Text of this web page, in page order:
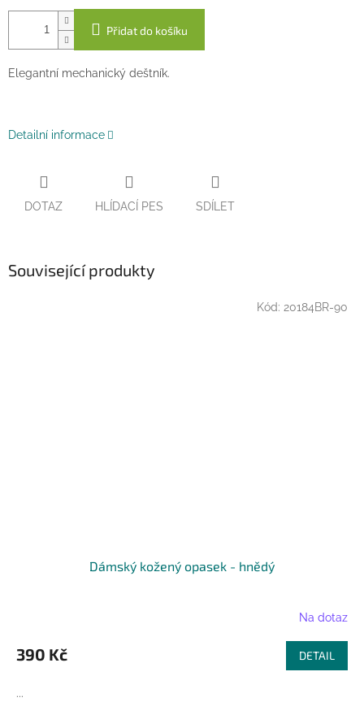
Přidat do košíku
Elegantní mechanický deštník.
Detailní informace
DOTAZ HLÍDACÍ PES SDÍLET
Související produkty
Dámský kožený opasek - hnědý
Na dotaz
390 Kč DETAIL
...
Kód: 20184BR-90